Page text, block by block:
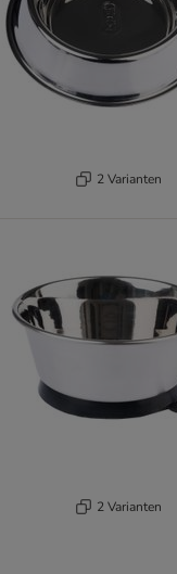
2 Varianten
2 Varianten